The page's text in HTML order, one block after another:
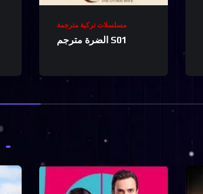
مسلسلات تركية مترجمة
الضرة مترجم S01